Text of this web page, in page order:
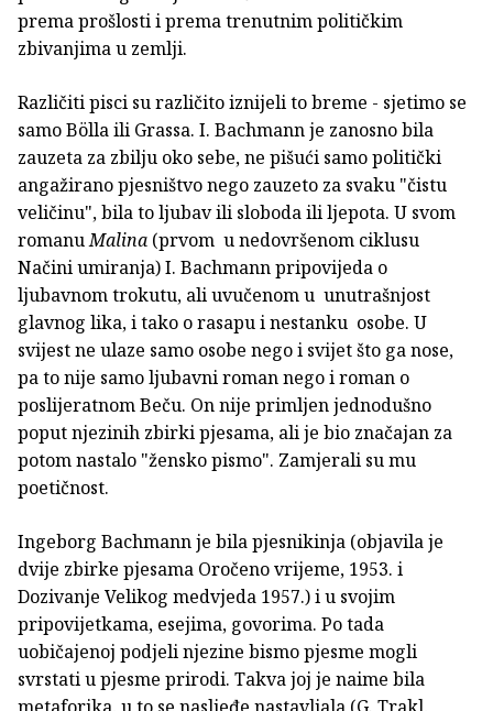
prema prošlosti i prema trenutnim političkim
zbivanjima u zemlji.
Različiti pisci su različito iznijeli to breme - sjetimo se
samo Bölla ili Grassa. I. Bachmann je zanosno bila
zauzeta za zbilju oko sebe, ne pišući samo politički
angažirano pjesništvo nego zauzeto za svaku "čistu
veličinu", bila to ljubav ili sloboda ili ljepota. U svom
romanuMalina (prvom u nedovršenom ciklusu
Načini umiranja) I. Bachmann pripovijeda o
ljubavnom trokutu, ali uvučenom u unutrašnjost
glavnog lika, i tako o rasapu i nestanku osobe. U
svijest ne ulaze samo osobe nego i svijet što ga nose,
pa to nije samo ljubavni roman nego i roman o
poslijeratnom Beču. On nije primljen jednodušno
poput njezinih zbirki pjesama, ali je bio značajan za
potom nastalo "žensko pismo". Zamjerali su mu
poetičnost.
Ingeborg Bachmann je bila pjesnikinja (objavila je
dvije zbirke pjesama Oročeno vrijeme, 1953. i
Dozivanje Velikog medvjeda 1957.) i u svojim
pripovijetkama, esejima, govorima. Po tada
uobičajenoj podjeli njezine bismo pjesme mogli
svrstati u pjesme prirodi. Takva joj je naime bila